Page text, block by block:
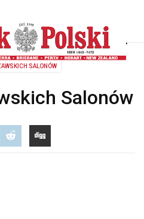
SALONÓW
Salonów